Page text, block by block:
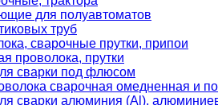
для полуавтоматов
труб
сварочные прутки, припои
проволока, прутки
сварки под флюсом
сварочная омедненная и
сварки алюминия (Al),